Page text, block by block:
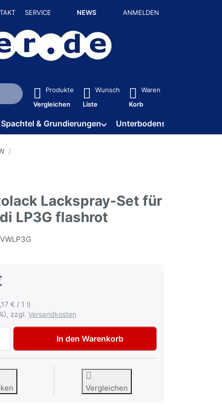
SERVICE NEWS ANMELDEN
erste Ergebnisse. Drücken Sie die Eingabetaste, um alle
Produkte
Vergleichen
Wunsch
Liste
Waren
Korb
Spachtel & Grundierungen Unterbodenschutz / HV
Lackspray-Set für
LP3G flashrot
€ / 1 l)
zzgl. Versandkosten
AVO Autolack Lackspray-Set für VW / Audi LP3G flashrot
In den Warenkorb
Vergleichen